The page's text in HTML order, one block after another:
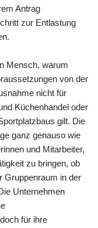
Antrag
zur Entlastung
Mensch, warum
von der
nicht für
Küchenhandel oder
gilt. Die
ganz genauso wie
und Mitarbeiter,
zu bringen, ob
Gruppenraum in der
Unternehmen
für ihre